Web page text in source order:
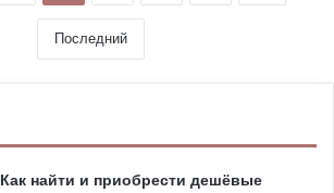
Последний
Как найти и приобрести дешёвые